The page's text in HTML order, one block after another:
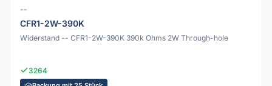
--
CFR1-2W-390K
Widerstand -- CFR1-2W-390K 390k Ohms 2W Through-hole
3264